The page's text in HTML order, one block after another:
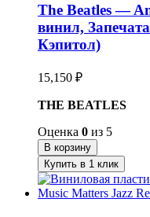
The Beatles —
винил,
Кэпитол)
15,150 ₽
THE BEATLES
Оценка 0 из 5
В корзину
Купить в 1 клик